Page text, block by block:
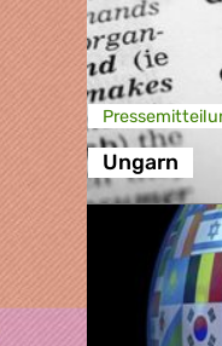
Ungarn